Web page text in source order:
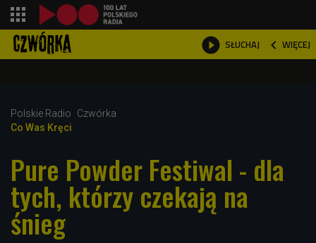
 SŁUCHAJ  WIĘCEJ

Polskie Radio
Czwórka
Co Was Kręci
Pure Powder Festiwal - dla
tych, którzy czekają na
śnieg